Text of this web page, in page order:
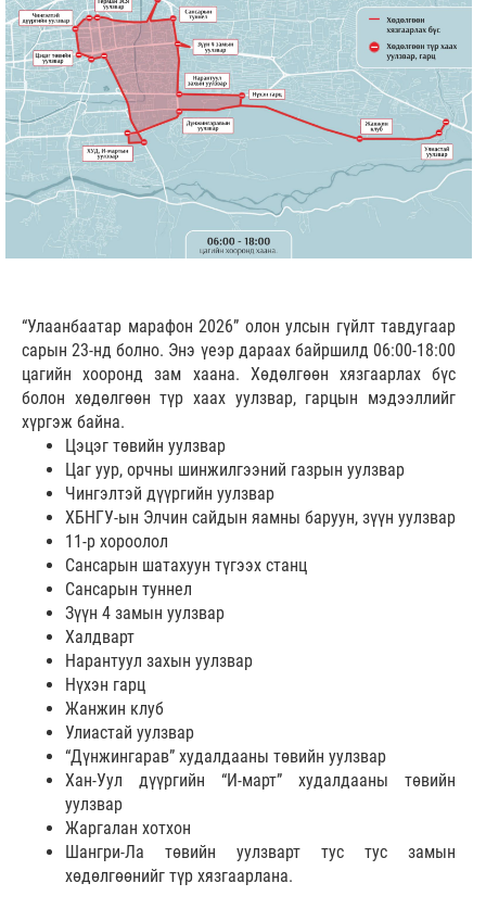
“Улаанбаатар марафон 2026” олон улсын гүйлт тавдугаар
сарын 23-нд болно. Энэ үеэр дараах байршилд 06:00-18:00
цагийн хооронд зам хаана. Хөдөлгөөн хязгаарлах бүс
болон хөдөлгөөн түр хаах уулзвар, гарцын мэдээллийг
хүргэж байна.
Цэцэг төвийн уулзвар
Цаг уур, орчны шинжилгээний газрын уулзвар
Чингэлтэй дүүргийн уулзвар
ХБНГУ-ын Элчин сайдын яамны баруун, зүүн уулзвар
11-р хороолол
Сансарын шатахуун түгээх станц
Сансарын туннел
Зүүн 4 замын уулзвар
Халдварт
Нарантуул захын уулзвар
Нүхэн гарц
Жанжин клуб
Улиастай уулзвар
“Дүнжингарав” худалдааны төвийн уулзвар
Хан-Уул дүүргийн “И-март” худалдааны төвийн
уулзвар
Жаргалан хотхон
Шангри-Ла төвийн уулзварт тус тус замын
хөдөлгөөнийг түр хязгаарлана.